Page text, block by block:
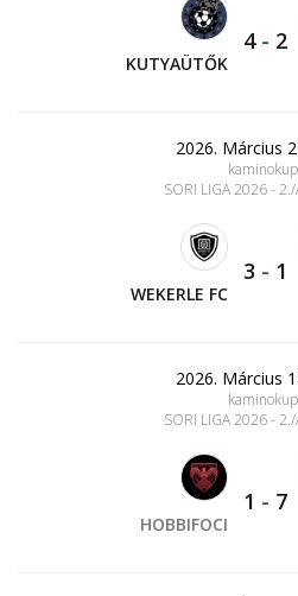
KUTYAÜTŐK
4- 2
2026. Március
SORI LIGA 2026 -
WEKERLE FC
3 - 1
2026. Március
SORI LIGA 2026 -
HOBBIFOCI
1 - 7